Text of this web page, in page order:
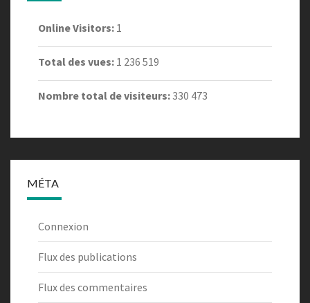
Online Visitors: 1
Total des vues: 1 236 519
Nombre total de visiteurs: 330 473
MÉTA
Connexion
Flux des publications
Flux des commentaires